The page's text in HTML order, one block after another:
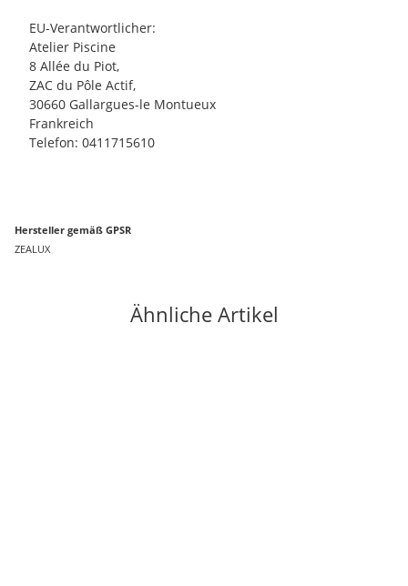
EU-Verantwortlicher:
Atelier Piscine
8 Allée du Piot,
ZAC du Pôle Actif,
30660 Gallargues-le Montueux
Frankreich
Telefon: 0411715610
Hersteller gemäß GPSR
ZEALUX
Ähnliche Artikel